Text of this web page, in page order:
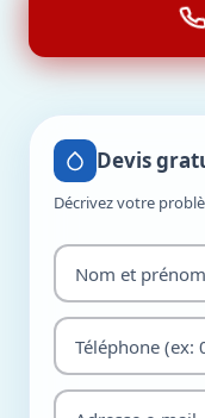
Devis
Décrivez votre